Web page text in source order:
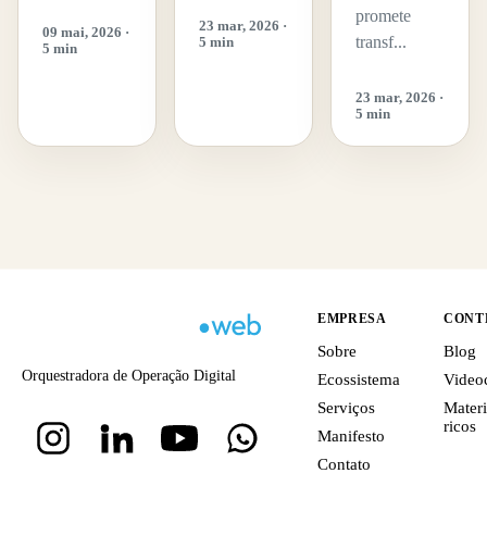
09 mai, 2026 ·
5 min
23 mar, 2026 ·
5 min
promete
transf...
23 mar, 2026 ·
5 min
Orquestradora de Operação Digital
EMPRESA
Sobre
Ecossistema
Serviços
Manifesto
Contato
Blog
ricos